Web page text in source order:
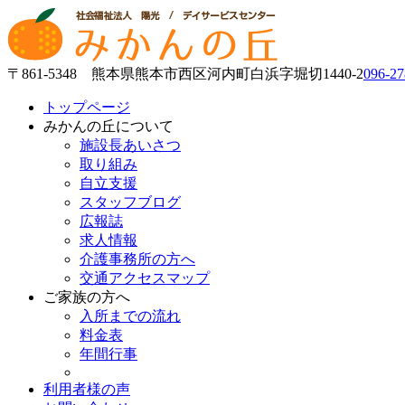
〒861-5348 熊本県熊本市西区河内町白浜字堀切1440-2096-
トップページ
みかんの丘について
施設長あいさつ
取り組み
自立支援
スタッフブログ
広報誌
求人情報
介護事務所の方へ
交通アクセスマップ
ご家族の方へ
入所までの流れ
料金表
年間行事
利用者様の声